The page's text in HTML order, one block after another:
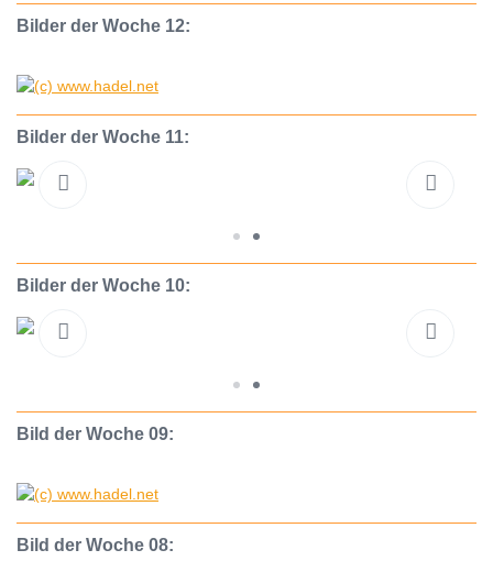
Bilder der Woche 12:
Bilder der Woche 11:
Bilder der Woche 10:
Bild der Woche 09:
Bild der Woche 08: